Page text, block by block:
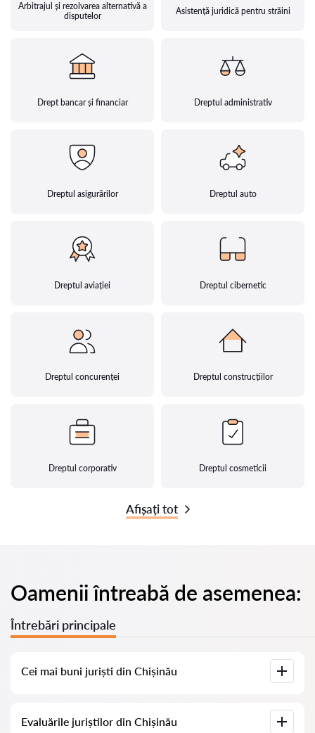
Arbitrajul și rezolvarea alternativă a
disputelor
Asistență juridică pentru străini
Drept bancar și financiar Dreptul administrativ
Dreptul asigurărilor Dreptul auto
Dreptul aviației Dreptul cibernetic
Dreptul concurenței Dreptul construcțiilor
Dreptul corporativ Dreptul cosmeticii
Afișați tot
Oamenii întreabă de asemenea:
Întrebări principale
Cei mai buni juriști din Chișinău
informații complete. Prețuri, evaluări, numere de telefon și
Evaluările juriștilor din Chișinău